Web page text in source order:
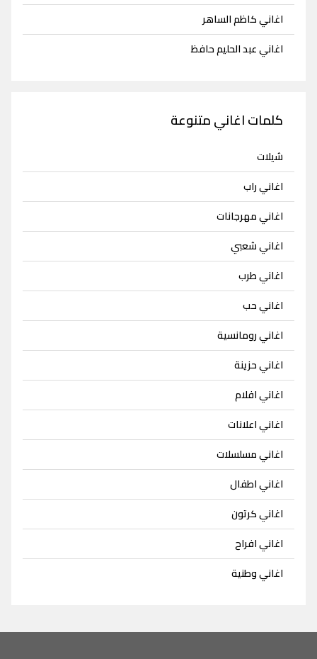
اغاني كاظم الساهر
اغاني عبد الحليم حافظ
كلمات اغاني متنوعة
شيلات
اغاني راب
اغاني مهرجانات
اغاني شعبي
اغاني طرب
اغاني حب
اغاني رومانسية
اغاني حزينة
اغاني افلام
اغاني اعلانات
اغاني مسلسلات
اغاني اطفال
اغاني كرتون
اغاني افراح
اغاني وطنية